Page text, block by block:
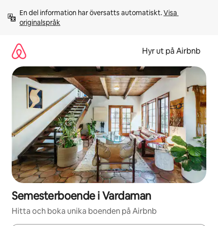
innehåll
En del information har översatts automatiskt. Visa
originalspråk
Hyr ut på Airbnb
Semesterboende i Vardaman
Hitta och boka unika boenden på Airbnb